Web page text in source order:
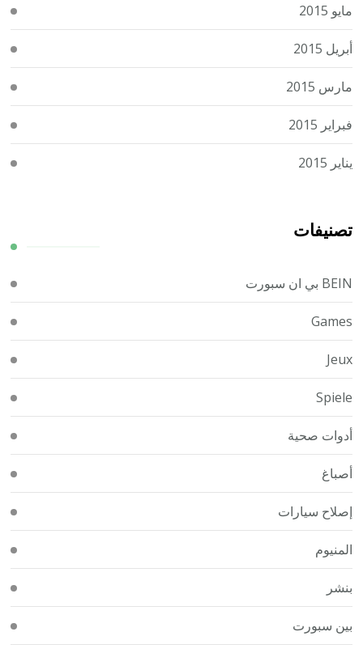
مايو 2015
أبريل 2015
مارس 2015
فبراير 2015
يناير 2015
تصنيفات
BEIN بي ان سبورت
Games
Jeux
Spiele
أدوات صحية
أصباغ
إصلاح سيارات
المنيوم
بنشر
بين سبورت